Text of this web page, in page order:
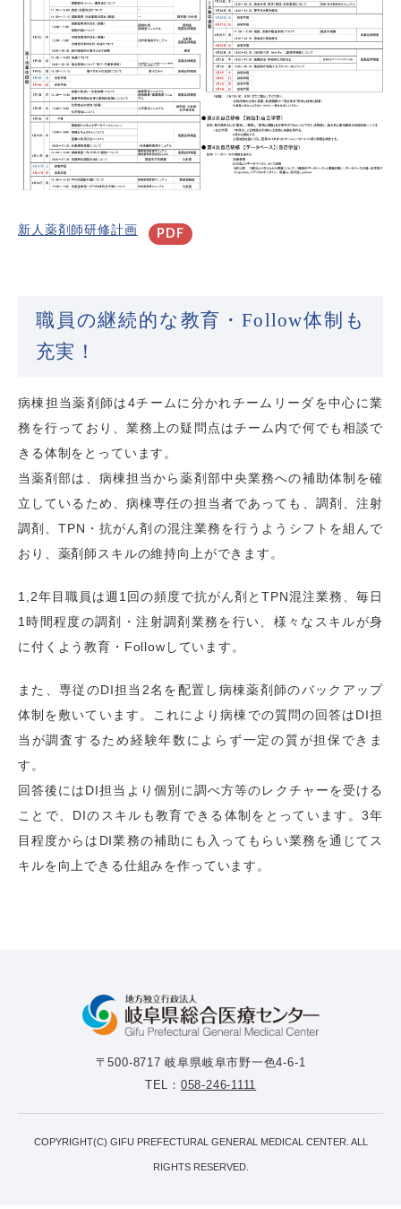
新人薬剤師研修計画
職員の継続的な教育・Follow体制も
充実！
病棟担当薬剤師は4チームに分かれチームリーダを中心に業
務を行っており、業務上の疑問点はチーム内で何でも相談で
きる体制をとっています。
当薬剤部は、病棟担当から薬剤部中央業務への補助体制を確
立しているため、病棟専任の担当者であっても、調剤、注射
調剤、TPN・抗がん剤の混注業務を行うようシフトを組んで
おり、薬剤師スキルの維持向上ができます。
1,2年目職員は週1回の頻度で抗がん剤とTPN混注業務、毎日
1時間程度の調剤・注射調剤業務を行い、様々なスキルが身
に付くよう教育・Followしています。
また、専従のDI担当2名を配置し病棟薬剤師のバックアップ
体制を敷いています。これにより病棟での質問の回答はDI担
当が調査するため経験年数によらず一定の質が担保できま
す。
回答後にはDI担当より個別に調べ方等のレクチャーを受ける
ことで、DIのスキルも教育できる体制をとっています。3年
目程度からはDI業務の補助にも入ってもらい業務を通じてス
キルを向上できる仕組みを作っています。
〒500-8717 岐阜県岐阜市野一色4-6-1
TEL： 058-246-1111
COPYRIGHT(C) GIFU PREFECTURAL GENERAL MEDICAL CENTER. ALL
RIGHTS RESERVED.